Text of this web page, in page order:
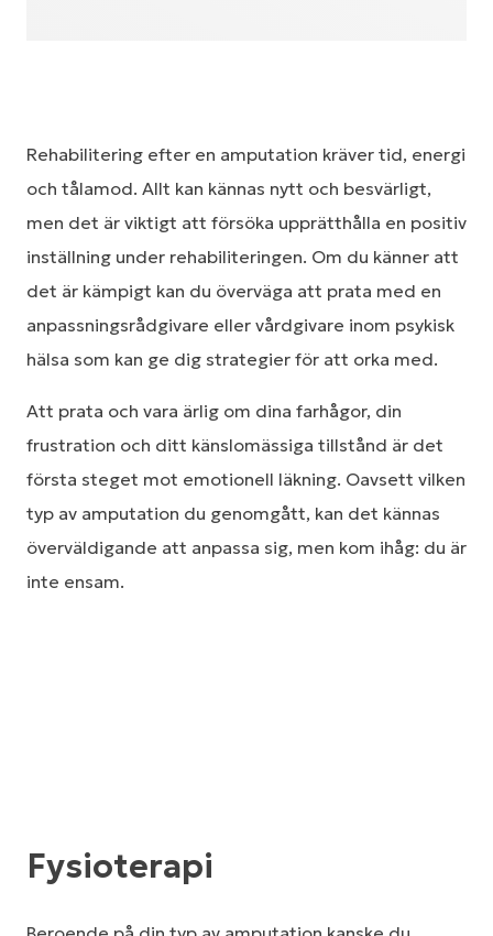
Rehabilitering efter en amputation kräver tid, energi
och tålamod. Allt kan kännas nytt och besvärligt,
men det är viktigt att försöka upprätthålla en positiv
inställning under rehabiliteringen. Om du känner att
det är kämpigt kan du överväga att prata med en
anpassningsrådgivare eller vårdgivare inom psykisk
hälsa som kan ge dig strategier för att orka med.
Att prata och vara ärlig om dina farhågor, din
frustration och ditt känslomässiga tillstånd är det
första steget mot emotionell läkning. Oavsett vilken
typ av amputation du genomgått, kan det kännas
överväldigande att anpassa sig, men kom ihåg: du är
inte ensam.
Fysioterapi